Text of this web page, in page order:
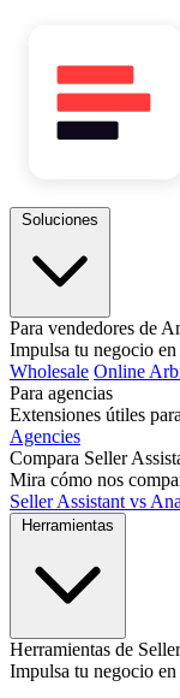
Para vendedores de
Impulsa tu negocio
Wholesale Online
Para agencias
Extensiones útiles
Agencies
Compara Seller
Mira cómo nos
Seller Assistant vs
Herramientas de
Impulsa tu negocio